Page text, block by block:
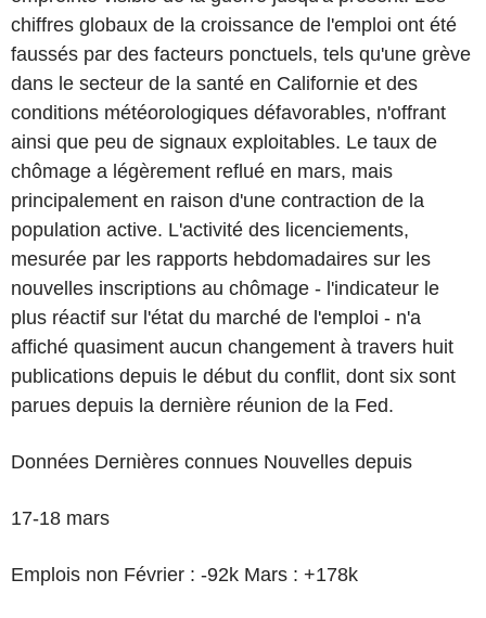
chiffres globaux de la croissance de l'emploi ont été
faussés par des facteurs ponctuels, tels qu'une grève
dans le secteur de la santé en Californie et des
conditions météorologiques défavorables, n'offrant
ainsi que peu de signaux exploitables. Le taux de
chômage a légèrement reflué en mars, mais
principalement en raison d'une contraction de la
population active. L'activité des licenciements,
mesurée par les rapports hebdomadaires sur les
nouvelles inscriptions au chômage - l'indicateur le
plus réactif sur l'état du marché de l'emploi - n'a
affiché quasiment aucun changement à travers huit
publications depuis le début du conflit, dont six sont
parues depuis la dernière réunion de la Fed.
Données Dernières connues Nouvelles depuis
17-18 mars
Emplois non Février : -92k Mars : +178k